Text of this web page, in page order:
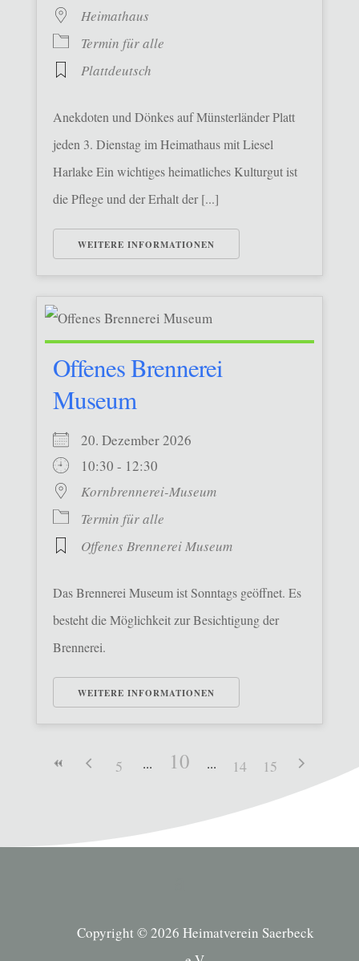
Heimathaus
Termin für alle
Plattdeutsch
Anekdoten und Dönkes auf Münsterländer Platt
jeden 3. Dienstag im Heimathaus mit Liesel
Harlake Ein wichtiges heimatliches Kulturgut ist
die Pflege und der Erhalt der [...]
WEITERE INFORMATIONEN
Offenes Brennerei
Museum
20. Dezember 2026
10:30 - 12:30
Kornbrennerei-Museum
Termin für alle
Offenes Brennerei Museum
Das Brennerei Museum ist Sonntags geöffnet. Es
besteht die Möglichkeit zur Besichtigung der
Brennerei.
WEITERE INFORMATIONEN
5 10 14 15
Copyright © 2026 Heimatverein Saerbeck